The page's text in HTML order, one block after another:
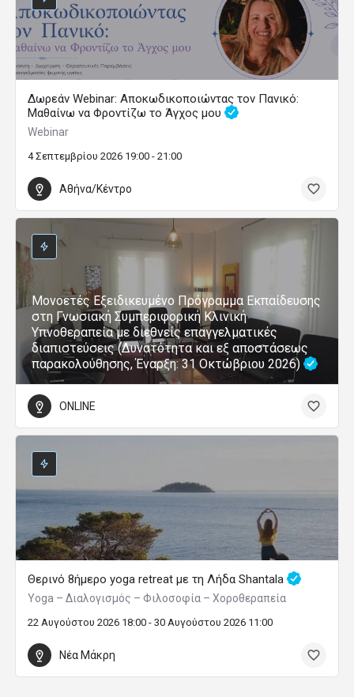
Δωρεάν Webinar: Αποκωδικοποιώντας τον Πανικό:
Μαθαίνω να Φροντίζω το Άγχος μου
Webinar
4 Σεπτεμβρίου 2026 19:00 - 21:00
Αθήνα/Κέντρο
Μονοετές Εξειδικευμένο Πρόγραμμα Εκπαίδευσης
στη Γνωσιακή Συμπεριφορική Κλινική
Υπνοθεραπεία με διεθνείς επαγγελματικές
διαπιστεύσεις (Δυνατότητα και εξ αποστάσεως
παρακολούθησης, Έναρξη: 31 Οκτώβριου 2026)
ONLINE
Θερινό 8ήμερο yoga retreat με τη Λήδα Shantala
Yoga – Διαλογισμός – Φιλοσοφία – Χοροθεραπεία
22 Αυγούστου 2026 18:00 - 30 Αυγούστου 2026 11:00
Νέα Μάκρη